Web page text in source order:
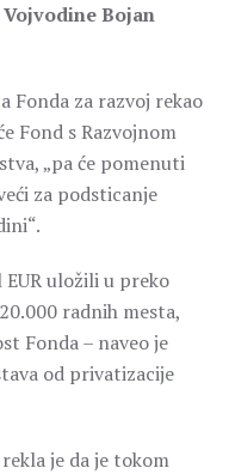
Bojan
Fonda za razvoj rekao
Fond s Razvojnom
„pa će pomenuti
za podsticanje
EUR uložili u preko
radnih mesta,
Fonda – naveo je
od privatizacije
je da je tokom